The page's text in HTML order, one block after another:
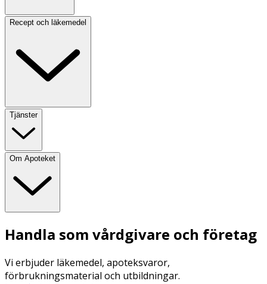
Recept och läkemedel
Tjänster
Om Apoteket
Handla som vårdgivare och företag
Vi erbjuder läkemedel, apoteksvaror,
förbrukningsmaterial och utbildningar.